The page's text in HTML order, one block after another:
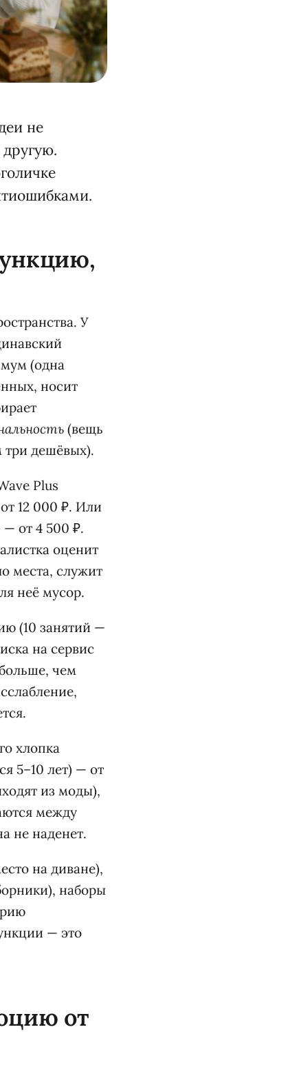
не
У
(одна
носит
(вещь
три дешёвых).
Plus
12 000 ₽. Или
— от 4 500 ₽.
оценит
места, служит
неё мусор.
(10 занятий —
на сервис
чем
хлопка
5–10 лет) — от
из моды),
между
не наденет.
на диване),
наборы
— это
от